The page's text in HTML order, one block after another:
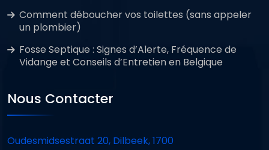
Comment déboucher vos toilettes (sans appeler
un plombier)
Fosse Septique : Signes d’Alerte, Fréquence de
Vidange et Conseils d’Entretien en Belgique
Nous Contacter
Oudesmidsestraat 20, Dilbeek, 1700